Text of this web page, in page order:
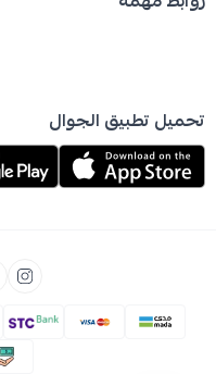
وجاف، واستخدميها
يحتوي على الحليب،
لا تحتفظ بالرضعة
احمل طفلك دائمًا
تحميل تطبيق الجوال